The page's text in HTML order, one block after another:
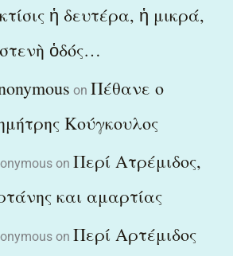
ἡ δευτέρα, ἡ μικρά,
ὁδός…
on Πέθανε ο
Κούγκουλος
on Περί Ατρέμιδος,
και αμαρτίας
on Περί Αρτέμιδος